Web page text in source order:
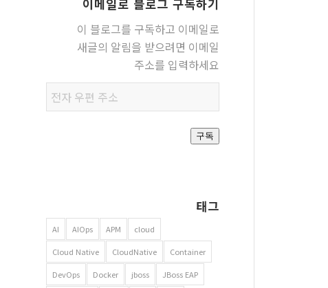
이메일로 블로그 구독하기
이 블로그를 구독하고 이메일로
새글의 알림을 받으려면 이메일
주소를 입력하세요
우편
주소
구독
태그
AI AIOps APM cloud
Cloud Native CloudNative Container
DevOps Docker jboss JBoss EAP